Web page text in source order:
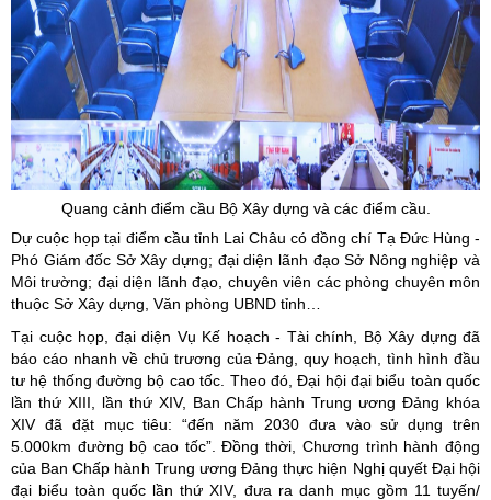
Quang cảnh điểm cầu Bộ Xây dựng và các điểm cầu.
Dự cuộc họp tại điểm cầu tỉnh Lai Châu có đồng chí Tạ Đức Hùng -
Phó Giám đốc Sở Xây dựng; đại diện lãnh đạo Sở Nông nghiệp và
Môi trường; đại diện lãnh đạo, chuyên viên các phòng chuyên môn
thuộc Sở Xây dựng, Văn phòng UBND tỉnh…
Tại cuộc họp, đại diện Vụ Kế hoạch - Tài chính, Bộ Xây dựng đã
báo cáo nhanh về chủ trương của Đảng, quy hoạch, tình hình đầu
tư hệ thống đường bộ cao tốc. Theo đó, Đại hội đại biểu toàn quốc
lần thứ XIII, lần thứ XIV, Ban Chấp hành Trung ương Đảng khóa
XIV đã đặt mục tiêu: “đến năm 2030 đưa vào sử dụng trên
5.000km đường bộ cao tốc”. Đồng thời, Chương trình hành động
của Ban Chấp hành Trung ương Đảng thực hiện Nghị quyết Đại hội
đại biểu toàn quốc lần thứ XIV, đưa ra danh mục gồm 11 tuyến/